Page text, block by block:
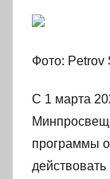
Фото: Petrov
С 1 марта
программы